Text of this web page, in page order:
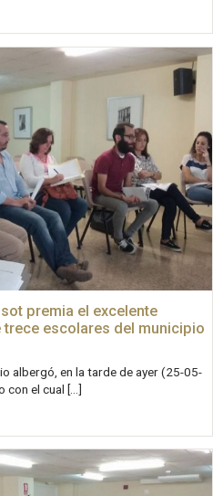
premia el excelente
escolares del municipio
albergó, en la tarde de ayer (25-05-
con el cual […]